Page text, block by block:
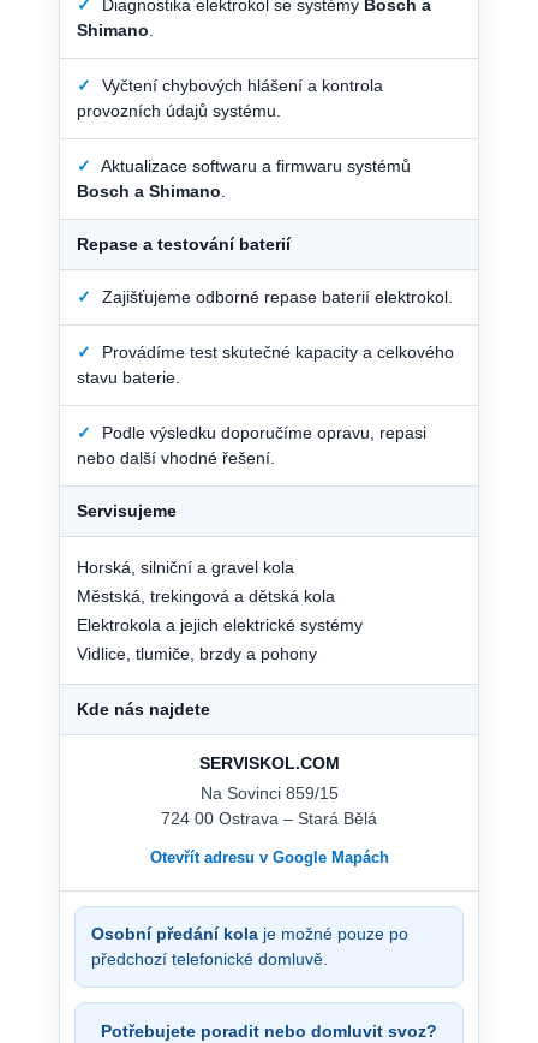
✓ Diagnostika elektrokol se systémy Bosch a
Shimano.
✓
Vyčtení chybových hlášení a kontrola
provozních údajů systému.
✓
Aktualizace softwaru a firmwaru systémů
Bosch a Shimano.
Repase a testování baterií
✓ Zajišťujeme odborné repase baterií elektrokol.
✓
Provádíme test skutečné kapacity a celkového
stavu baterie.
✓
Podle výsledku doporučíme opravu, repasi
nebo další vhodné řešení.
Servisujeme
Horská, silniční a gravel kola
Městská, trekingová a dětská kola
Elektrokola a jejich elektrické systémy
Vidlice, tlumiče, brzdy a pohony
Kde nás najdete
SERVISKOL.COM
Na Sovinci 859/15
724 00 Ostrava – Stará Bělá
Otevřít adresu v Google Mapách
Osobní předání kola je možné pouze po
předchozí telefonické domluvě.
Potřebujete poradit nebo domluvit svoz?